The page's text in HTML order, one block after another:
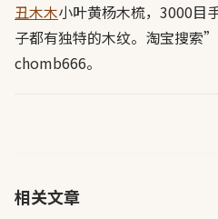
丑木木小叶黄杨木梳，3000目
子都有独特的木纹。淘宝搜索
chomb666。
相关文章